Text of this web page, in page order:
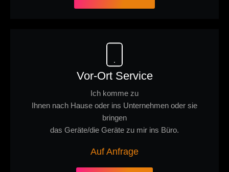
Vor-Ort Service
Ich komme zu
Ihnen nach Hause oder ins Unternehmen oder sie
bringen
das Geräte/die Geräte zu mir ins Büro.
Auf Anfrage